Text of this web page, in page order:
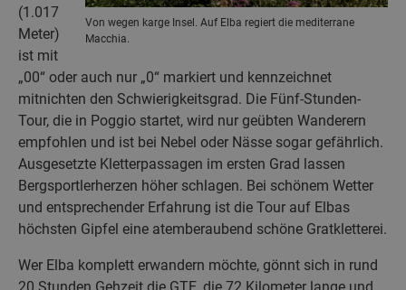
Von wegen karge Insel. Auf Elba regiert die mediterrane
Macchia.
(1.017
Meter)
ist mit
„00“ oder auch nur „0“ markiert und kennzeichnet
mitnichten den Schwierigkeitsgrad. Die Fünf-Stunden-
Tour, die in Poggio startet, wird nur geübten Wanderern
empfohlen und ist bei Nebel oder Nässe sogar gefährlich.
Ausgesetzte Kletterpassagen im ersten Grad lassen
Bergsportlerherzen höher schlagen. Bei schönem Wetter
und entsprechender Erfahrung ist die Tour auf Elbas
höchsten Gipfel eine atemberaubend schöne Gratkletterei.
Wer Elba komplett erwandern möchte, gönnt sich in rund